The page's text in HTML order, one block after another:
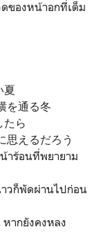
ของหน้าอกที่เต็ม
夏
を通る冬
たら
思えるだろう
าร้อนที่พยายาม
วก็พัดผ่านไปก่อน
ากยังคงหลง